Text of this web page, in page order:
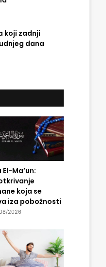
koji zadnji
dana
El-Ma’un:
koja se
iza pobožnosti
2026